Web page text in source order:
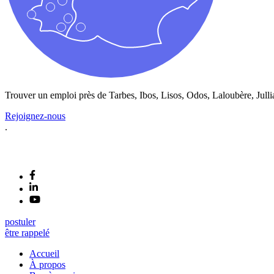
Trouver un emploi près de Tarbes, Ibos, Lisos, Odos, Laloubère,
Rejoignez-nous
.
postuler
être rappelé
Accueil
À propos